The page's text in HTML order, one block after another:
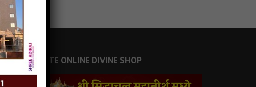
JAINSITE ONLINE DIVINE SHOP